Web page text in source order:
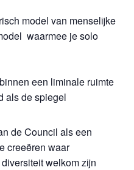
model van menselijke
waarmee je solo
een liminale ruimte
als de spiegel
de Council als een
creeëren waar
welkom zijn